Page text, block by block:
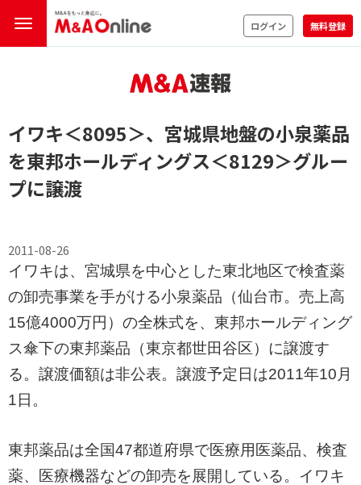
ログイン 無料登録
イワキ＜8095＞、宮城県地盤の小泉薬品
を東邦ホールディングス＜8129＞グルー
プに譲渡
2011-08-26
イワキは、宮城県を中心とした東北地区で検査薬
の卸売事業を手がける小泉薬品（仙台市。売上高
15億4000万円）の全株式を、東邦ホールディング
ス傘下の東邦薬品（東京都世田谷区）に譲渡す
る。譲渡価額は非公表。譲渡予定日は2011年10月
1日。
東邦薬品は全国47都道府県で医療用医薬品、検査
薬、医療機器などの卸売を展開している。イワキ